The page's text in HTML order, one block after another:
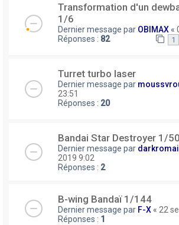
Transformation d'un
1/6
Dernier message par OBIMAX «
Réponses : 82 1
Turret turbo laser
Dernier message par
23:51
Réponses : 20
Bandai Star Destroyer 1/
Dernier message par
2019 9:02
Réponses : 2
B-wing Bandaï 1/144
Dernier message par F-X « 22
Réponses : 1